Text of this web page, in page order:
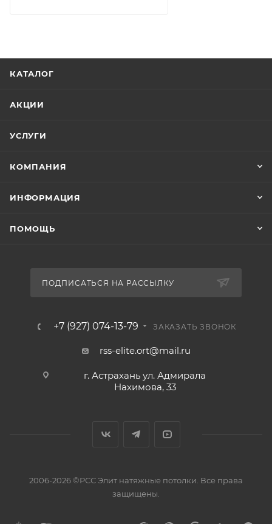
КАТАЛОГ
АКЦИИ
УСЛУГИ
КОМПАНИЯ
ИНФОРМАЦИЯ
ПОМОЩЬ
ПОДПИСАТЬСЯ НА РАССЫЛКУ
+7 (927) 074-13-79 ЗАКАЗАТЬ ЗВОНОК
rss-elite.ort@mail.ru
г. Астрахань ул. Адмирала
Нахимова, 33
2006-2026 ©РСС Элит натяжные потолки. Все права
защищены.